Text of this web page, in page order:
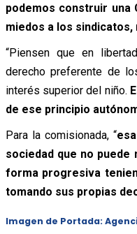
podemos construir una
miedos a los
“Piensen que en
derecho preferente de
interés superior del niño.
de ese principio
Para la comisionada, “
sociedad que no
forma progresiva
tomando sus propias
Imagen de Portada: